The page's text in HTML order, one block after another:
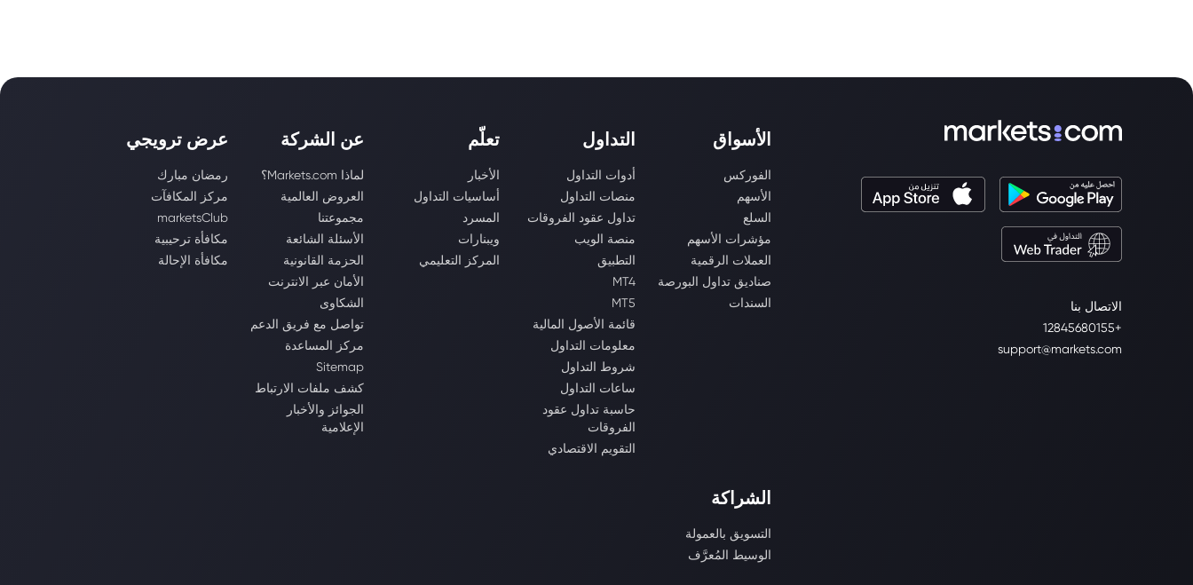
الاتصال بنا
+12845680155
support@markets.com
الأسواق
الفوركس
الأسهم
السلع
مؤشرات الأسهم
العملات الرقمية
صناديق تداول البورصة
السندات
التداول
أدوات التداول
منصات التداول
تداول عقود الفروقات
منصة الويب
التطبيق
MT4
MT5
قائمة الأصول المالية
معلومات التداول
شروط التداول
ساعات التداول
حاسبة تداول عقود
الفروقات
التقويم الاقتصادي
تعلّم
الأخبار
أساسيات التداول
المسرد
ويبنارات
المركز التعليمي
عن الشركة
لماذا Markets.com؟
العروض العالمية
مجموعتنا
الأسئلة الشائعة
الحزمة القانونية
الأمان عبر الانترنت
الشكاوى
تواصل مع فريق الدعم
مركز المساعدة
Sitemap
كشف ملفات الارتباط
الجوائز والأخبار
الإعلامية
عرض ترويجي
رمضان مبارك
مركز المكافآت
marketsClub
مكافأة ترحيبية
مكافأة الإحالة
الشراكة
التسويق بالعمولة
الوسيط المُعرَّف